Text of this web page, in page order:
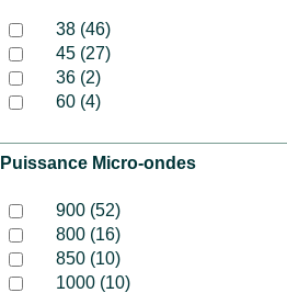
38 (46)
45 (27)
36 (2)
60 (4)
Puissance Micro-ondes
900 (52)
800 (16)
850 (10)
1000 (10)